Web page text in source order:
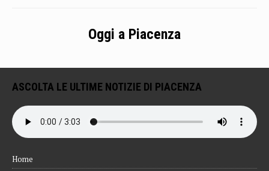
Oggi a Piacenza
ASCOLTA LE ULTIME NOTIZIE DI PIACENZA
Home